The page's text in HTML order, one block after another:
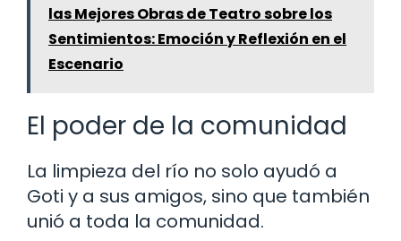
las Mejores Obras de Teatro sobre los
Sentimientos: Emoción y Reflexión en el
Escenario
El poder de la comunidad
La limpieza del río no solo ayudó a
Goti y a sus amigos, sino que también
unió a toda la comunidad.